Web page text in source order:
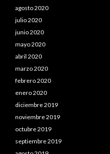
agosto 2020
julio 2020
junio 2020
mayo 2020
abril 2020
marzo 2020
febrero 2020
enero 2020
diciembre 2019
noviembre 2019
octubre 2019
septiembre 2019